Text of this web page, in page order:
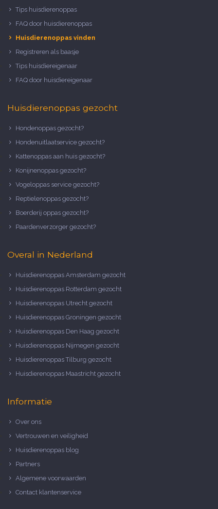
Tips huisdierenoppas
FAQ door huisdierenoppas
Huisdierenoppas vinden
Registreren als baasje
Tips huisdiereigenaar
FAQ door huisdiereigenaar
Huisdierenoppas gezocht
Hondenoppas gezocht?
Hondenuitlaatservice gezocht?
Kattenoppas aan huis gezocht?
Konijnenoppas gezocht?
Vogeloppas service gezocht?
Reptielenoppas gezocht?
Boerderij oppas gezocht?
Paardenverzorger gezocht?
Overal in Nederland
Huisdierenoppas Amsterdam gezocht
Huisdierenoppas Rotterdam gezocht
Huisdierenoppas Utrecht gezocht
Huisdierenoppas Groningen gezocht
Huisdierenoppas Den Haag gezocht
Huisdierenoppas Nijmegen gezocht
Huisdierenoppas Tilburg gezocht
Huisdierenoppas Maastricht gezocht
Informatie
Over ons
Vertrouwen en veiligheid
Huisdierenoppas blog
Partners
Algemene voorwaarden
Contact klantenservice